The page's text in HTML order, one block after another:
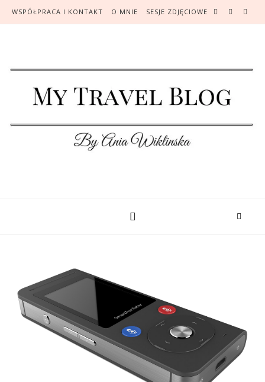
WSPÓŁPRACA I KONTAKT O MNIE SESJE ZDJĘCIOWE